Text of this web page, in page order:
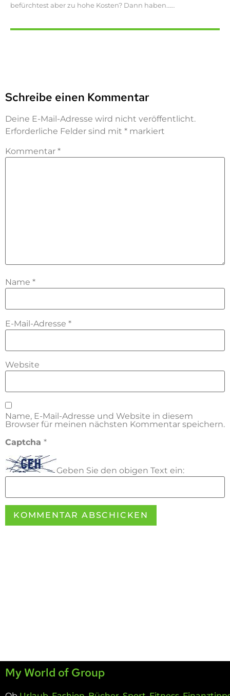
befürchtest aber zu hohe Kosten? Dann haben…
Schreibe einen Kommentar
Deine E-Mail-Adresse wird nicht veröffentlicht.
Erforderliche Felder sind mit * markiert
Kommentar *
Name *
E-Mail-Adresse *
Website
Name, E-Mail-Adresse und Website in diesem
Browser für meinen nächsten Kommentar speichern.
Captcha *
Geben Sie den obigen Text ein:
My World of Group